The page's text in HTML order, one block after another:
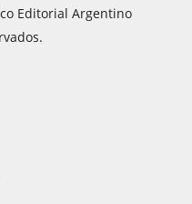
Editorial Argentino